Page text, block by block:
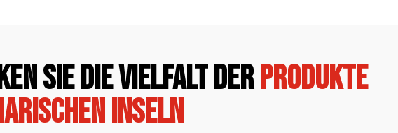
Sie die Vielfalt derProdukte
Inseln